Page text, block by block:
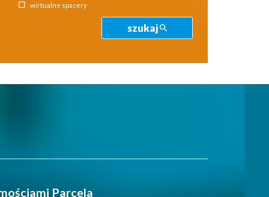
wirtualne spacery
szukaj
Parcela